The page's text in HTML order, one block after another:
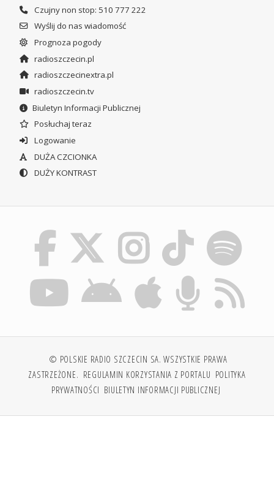
Czujny non stop: 510 777 222
Wyślij do nas wiadomość
Prognoza pogody
radioszczecin.pl
radioszczecinextra.pl
radioszczecin.tv
Biuletyn Informacji Publicznej
Posłuchaj teraz
Logowanie
DUŻA CZCIONKA
DUŻY KONTRAST
© POLSKIE RADIO SZCZECIN SA. WSZYSTKIE PRAWA
ZASTRZEŻONE. REGULAMIN KORZYSTANIA Z PORTALU POLITYKA
PRYWATNOŚCI BIULETYN INFORMACJI PUBLICZNEJ